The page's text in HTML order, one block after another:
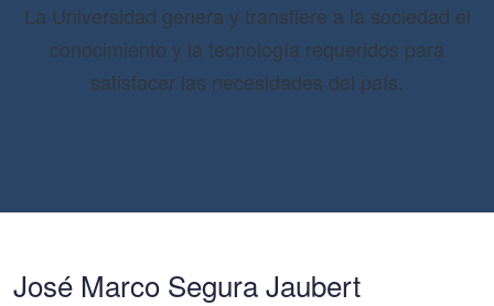
La Universidad genera y transfiere a la sociedad el
conocimiento y la tecnología requeridos para
satisfacer las necesidades del país.
José Marco Segura Jaubert